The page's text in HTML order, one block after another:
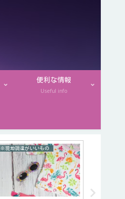
便利な情報
Useful info
※現地調達がいいもの